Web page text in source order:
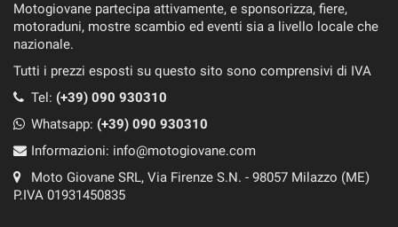
Motogiovane partecipa attivamente, e sponsorizza, fiere,
motoraduni, mostre scambio ed eventi sia a livello locale che
nazionale.
Tutti i prezzi esposti su questo sito sono comprensivi di IVA
Tel: (+39) 090 930310
Whatsapp: (+39) 090 930310
Informazioni: info@motogiovane.com
Moto Giovane SRL, Via Firenze S.N. - 98057 Milazzo (ME)
P.IVA 01931450835